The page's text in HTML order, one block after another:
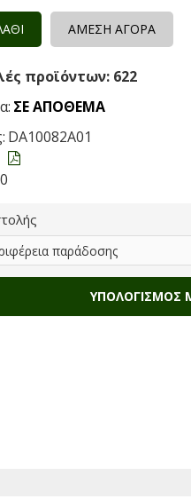
ΣΕ ΑΠΌΘΕΜΑ
DA10082A01
προϊόντων: 622
ΑΜΕΣΗ ΑΓΟΡΑ
ΥΠΟΛΟΓΙΣΜΌΣ